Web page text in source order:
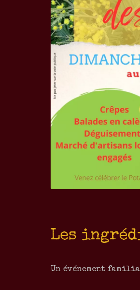
Les
Un événement